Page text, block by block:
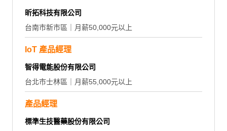
昕拓科技有限公司
台南市新市區｜月薪50,000元以上
IoT 產品經理
智得電能股份有限公司
台北市士林區｜月薪55,000元以上
產品經理
標準生技醫藥股份有限公司